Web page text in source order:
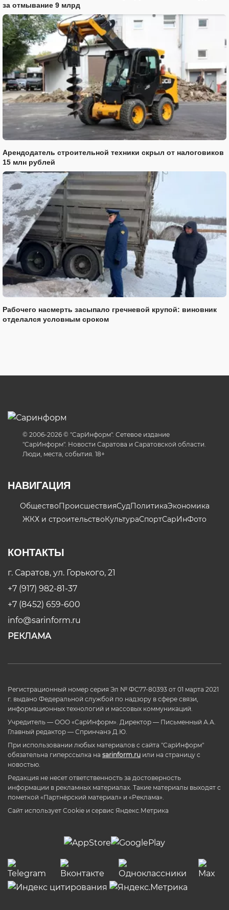
за отмывание 9 млрд
Арендодатель строительной техники скрыл от налоговиков
15 млн рублей
Рабочего насмерть засыпало гречневой крупой: виновник
отделался условным сроком
© 2006-2026 © "СарИнформ". Сетевое издание
"СарИнформ". Новости Саратова и Саратовской области.
Люди, места, события. 18+
НАВИГАЦИЯ
ОбществоПроисшествияСудПолитикаЭкономика
ЖКХ и строительствоКультураСпортСарИнФото
КОНТАКТЫ
г. Саратов, ул. Горького, 21
+7 (917) 982-81-37
+7 (8452) 659-600
info@sarinform.ru
РЕКЛАМА
Регистрационный номер серия Эл № ФС77-80393 от 01 марта 2021
г. выдано Федеральной службой по надзору в сфере связи,
информационных технологий и массовых коммуникаций.
Учредитель — ООО «СарИнформ». Директор — Письменный А.А.
Главный редактор — Спринчанэ Д.Ю.
При использовании любых материалов с сайта "СарИнформ"
обязательна гиперссылка на sarinform.ru или на страницу с
новостью.
Редакция не несет ответственность за достоверность
информации в рекламных материалах. Такие материалы выходят с
пометкой «Партнёрский материал» и «Реклама».
Сайт использует Cookie и сервиc Яндекс.Метрика